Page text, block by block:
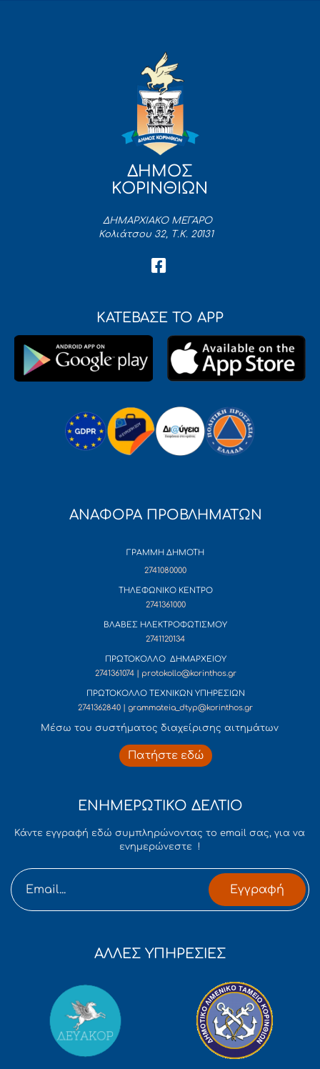
ΔΗΜΟΣ
ΚΟΡΙΝΘΙΩΝ
ΔΗΜΑΡΧΙΑΚΟ ΜΕΓΑΡΟ
Κολιάτσου 32, Τ.Κ. 20131
ΚΑΤΕΒΑΣΕ ΤΟ APP
ΑΝΑΦΟΡΑ ΠΡΟΒΛΗΜΑΤΩΝ
ΓΡΑΜΜΗ ΔΗΜΟΤΗ
2741080000
ΤΗΛΕΦΩΝΙΚΟ ΚΕΝΤΡΟ
2741361000
ΒΛΑΒΕΣ ΗΛΕΚΤΡΟΦΩΤΙΣΜΟΥ
2741120134
ΠΡΩΤΟΚΟΛΛΟ ΔΗΜΑΡΧΕΙΟΥ
2741361074 | protokollo@korinthos.gr
ΠΡΩΤΟΚΟΛΛΟ ΤΕΧΝΙΚΩΝ ΥΠΗΡΕΣΙΩΝ
2741362840 | grammateia_dtyp@korinthos.gr
Mέσω του συστήματος διαχείρισης αιτημάτων
Πατήστε εδώ
ΕΝΗΜΕΡΩΤΙΚΟ ΔΕΛΤΙΟ
Κάντε εγγραφή εδώ συμπληρώνοντας το email σας, για να
ενημερώνεστε !
Εγγραφή
ΑΛΛΕΣ ΥΠΗΡΕΣΙΕΣ